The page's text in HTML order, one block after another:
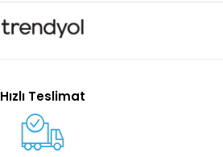
Hızlı Teslimat